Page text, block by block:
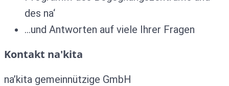
des na‘
…und Antworten auf viele Ihrer Fragen
Kontakt na'kita
na’kita gemeinnützige GmbH